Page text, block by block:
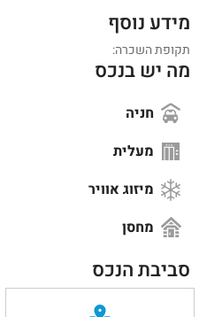
מידע נוסף
תקופת השכרה:
מה יש בנכס
חניה
מעלית
מיזוג אוויר
מחסן
סביבת הנכס